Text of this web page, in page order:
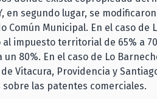
en segundo lugar, se
Común Municipal. En el caso de
impuesto territorial de 65% a
80%. En el caso de Lo
Vitacura, Providencia y
las patentes comerciales.